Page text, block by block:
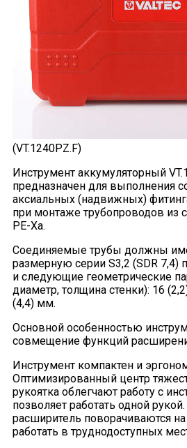
(VT.1240PZ.F)
Инструмент аккумуляторный
предназначен для выполнения
аксиальных (надвижных)
при монтаже трубопроводов из
PE-Xа.
Соединяемые трубы должны
размерную серии S3,2 (SDR 7,4)
и следующие геометрические
диаметр, толщина стенки): 16
(4,4) мм.
Основной особенностью
совмещение функций
Инструмент компактен и
Оптимизированный центр
рукоятка облегчают работу с
позволяет работать одной
расширитель поворачиваются на
работать в труднодоступных